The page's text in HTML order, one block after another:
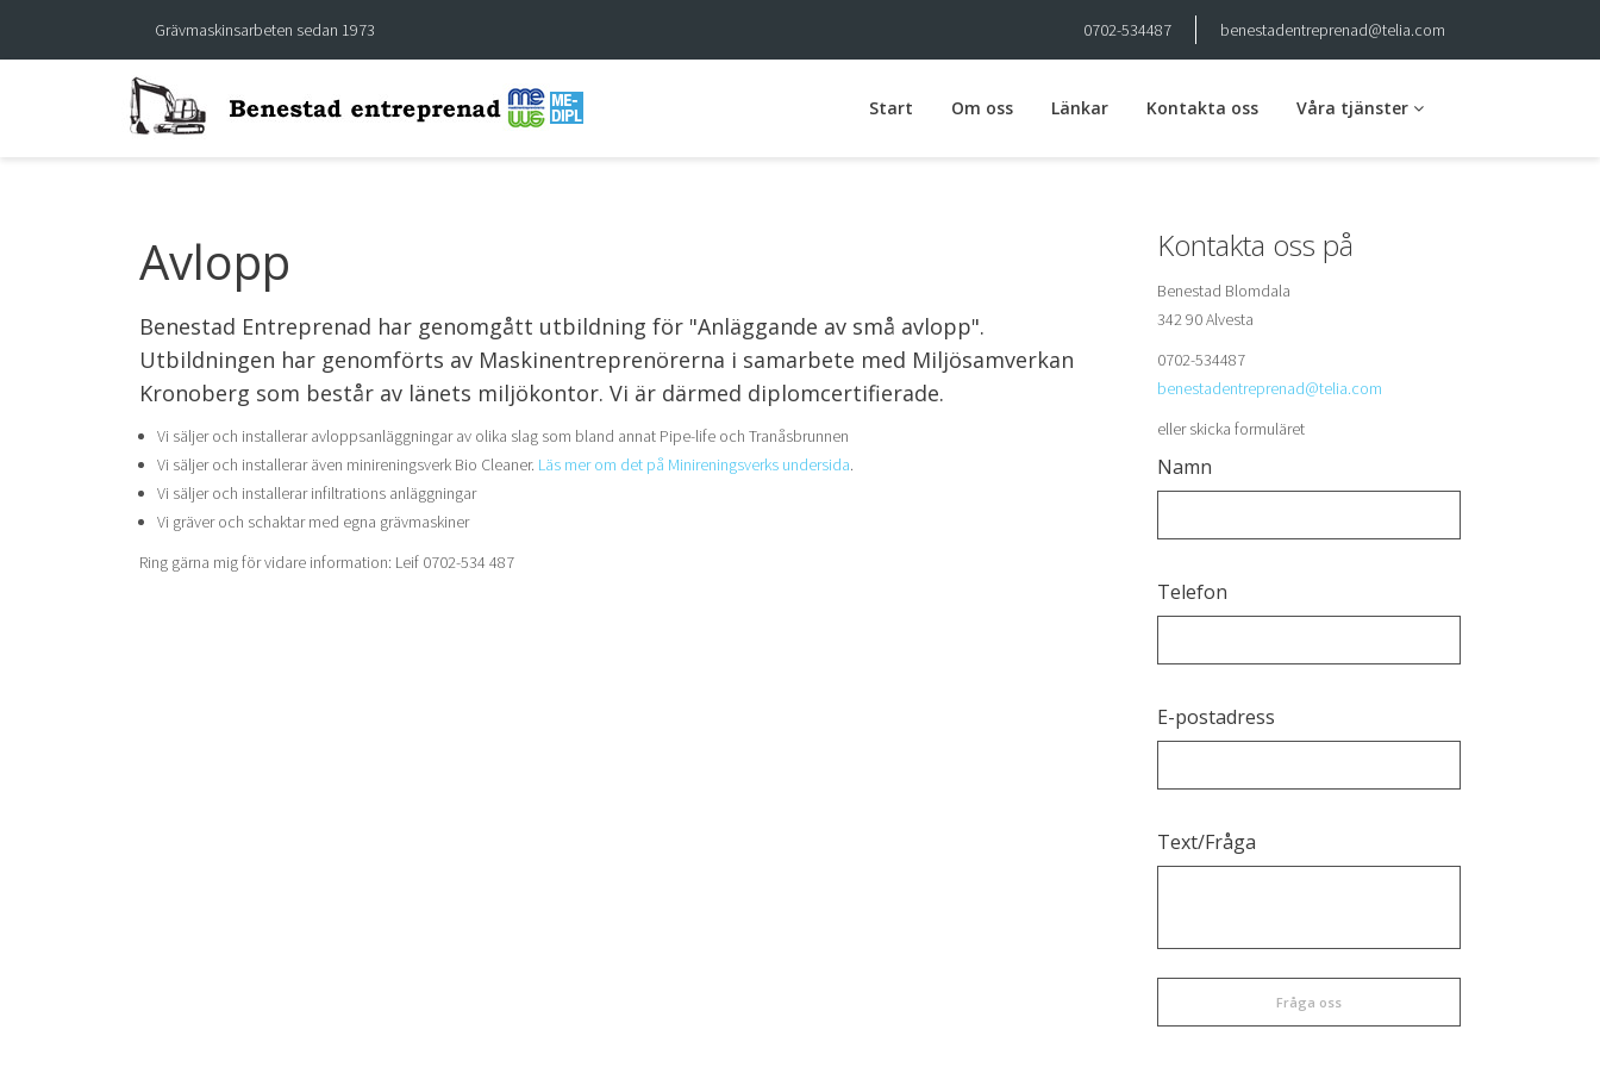
Grävmaskinsarbeten sedan 1973 benestadentreprenad@telia.com
0702-534487
Start Om oss Länkar Kontakta oss Våra tjänster
Avlopp
Grus & Matjord
Avlopp
Benestad Entreprenad har genomgått utbildning för "Anläggande av små avlopp".
Utbildningen har genomförts av Maskinentreprenörerna i samarbete med Miljösamverkan
Kronoberg som består av länets miljökontor. Vi är därmed diplomcertifierade.
Vi säljer och installerar avloppsanläggningar av olika slag som bland annat Pipe-life och Tranåsbrunnen
Vi säljer och installerar även minireningsverk Bio Cleaner. Läs mer om det på Minireningsverks undersida.
Vi säljer och installerar infiltrations anläggningar
Vi gräver och schaktar med egna grävmaskiner
Ring gärna mig för vidare information: Leif 0702-534 487
Kontakta oss på
Benestad Blomdala
342 90 Alvesta
0702-534487
benestadentreprenad@telia.com
eller skicka formuläret
Namn
Telefon
E-postadress
Text/Fråga